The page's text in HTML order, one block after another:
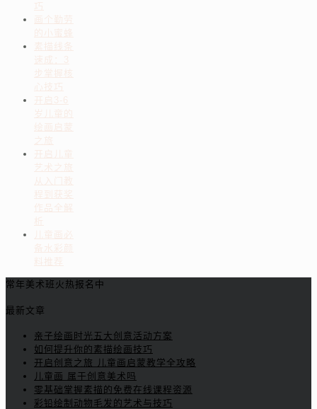
巧
画个勤劳
的小蜜蜂
素描线条
速成：3
步掌握核
心技巧
开启3-6
岁儿童的
绘画启蒙
之旅
开启儿童
艺术之旅
从入门教
程到获奖
作品全解
析
儿童画必
备水彩颜
料推荐
常年美术班火热报名中
最新文章
亲子绘画时光五大创意活动方案
如何提升你的素描绘画技巧
开启创意之旅 儿童画启蒙教学全攻略
儿童画 属于创意美术吗
零基础掌握素描的免费在线课程资源
彩铅绘制动物毛发的艺术与技巧